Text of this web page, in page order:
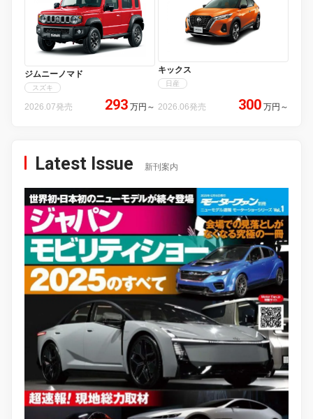
ジムニーノマド
スズキ
2026.07発売 293 万円 ～
キックス
日産
2026.06発売 300 万円 ～
Latest Issue 新刊案内